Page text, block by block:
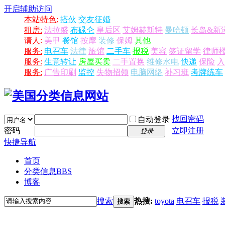
开启辅助访问
本站特色: 搭伙 交友征婚
租房: 法拉盛 布碌仑 皇后区 艾姆赫斯特 曼哈顿 长岛&新
请人: 美甲 餐馆 按摩 装修 保姆 其他
服务: 电召车 法律 旅馆 二手车 报税 美容 签证留学 律师
服务: 生意转让 房屋买卖 二手置换 维修水电 快递 保险
服务: 广告印刷 监控 失物招领 电脑网络 补习班 考牌练车
自动登录 找回密码
密码
登录
立即注册
快捷导航
首页
分类信息BBS
博客
搜索 搜索 热搜: toyota 电召车 报税